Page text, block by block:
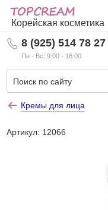
Корейская косметика
8 (925) 514 78 27
Пн - Вс: 9:00 - 16:00
Кремы для лица
Артикул: 12066